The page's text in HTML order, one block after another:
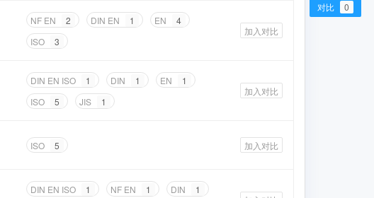
NF EN 2 DIN EN 1 EN
4
ISO
3
加入对比
DIN EN ISO 1 DIN 1 EN
1
ISO
5 JIS 1
加入对比
ISO 5 加入对比
DIN EN ISO 1 NF EN 1 DIN
1
对比 0